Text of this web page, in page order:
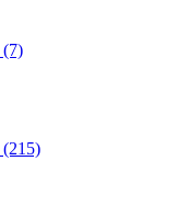
(7)
(215)